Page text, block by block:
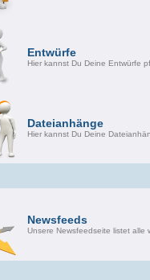
Entwürfe
Hier kannst Du Deine Entwürfe
Dateianhänge
Hier kannst Du Deine
Newsfeeds
Unsere Newsfeedseite listet alle